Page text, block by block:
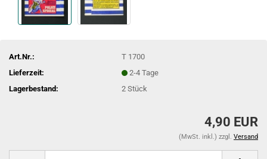
Art.Nr.:
T 1700
Lieferzeit:
2-4 Tage
Lagerbestand:
2Stück
4,90 EUR
(MwSt. inkl.) zzgl. Versand